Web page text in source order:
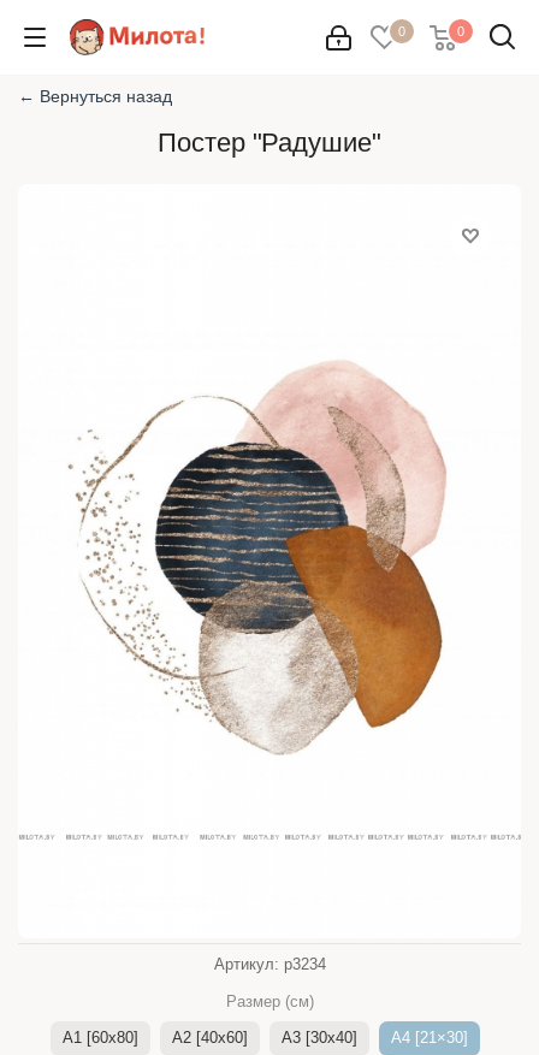
0 0
← Вернуться назад
Постер "Радушие"
Артикул: p3234
Размер (см)
A1 [60x80]
A2 [40x60] A3 [30x40] A4 [21×30]